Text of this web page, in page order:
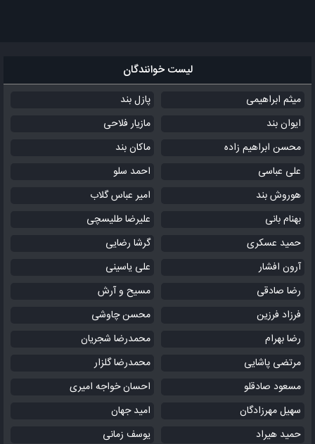
لیست خوانندگان
میثم ابراهیمی
پازل بند
ایوان بند
مازیار فلاحی
محسن ابراهیم زاده
ماکان بند
علی عباسی
احمد سلو
هوروش بند
امیر عباس گلاب
بهنام بانی
علیرضا طلیسچی
حمید عسکری
گرشا رضایی
آرون افشار
علی یاسینی
رضا صادقی
مسیح و آرش
فرزاد فرزین
محسن چاوشی
رضا بهرام
محمدرضا شجریان
مرتضی پاشایی
محمدرضا گلزار
مسعود صادقلو
احسان خواجه امیری
سهیل مهرزادگان
امید جهان
حمید هیراد
یوسف زمانی